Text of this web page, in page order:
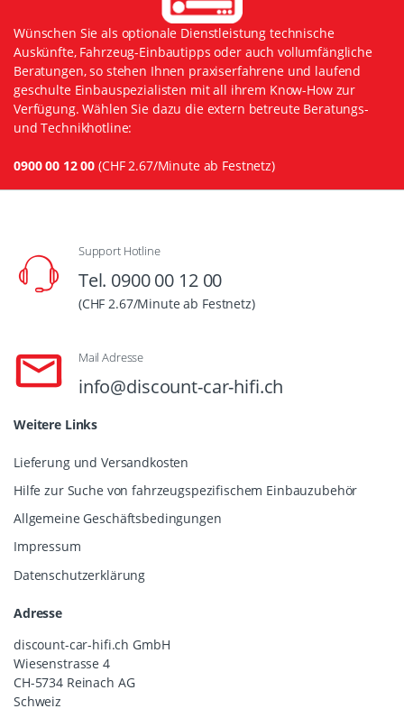
Wünschen Sie als optionale Dienstleistung technische
Auskünfte, Fahrzeug-Einbautipps oder auch vollumfängliche
Beratungen, so stehen Ihnen praxiserfahrene und laufend
geschulte Einbauspezialisten mit all ihrem Know-How zur
Verfügung. Wählen Sie dazu die extern betreute Beratungs-
und Technikhotline:
0900 00 12 00 (CHF 2.67/Minute ab Festnetz)
Support Hotline
Tel. 0900 00 12 00
(CHF 2.67/Minute ab Festnetz)
Mail Adresse
info@discount-car-hifi.ch
Weitere Links
Lieferung und Versandkosten
Hilfe zur Suche von fahrzeugspezifischem Einbauzubehör
Allgemeine Geschäftsbedingungen
Impressum
Datenschutzerklärung
Adresse
discount-car-hifi.ch GmbH
Wiesenstrasse 4
CH-5734 Reinach AG
Schweiz